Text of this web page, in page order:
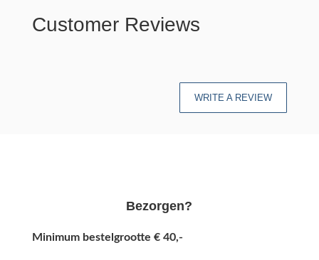
Customer Reviews
WRITE A REVIEW
Bezorgen?
Minimum bestelgrootte € 40,-